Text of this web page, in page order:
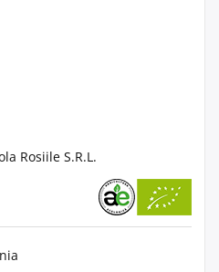
Rosiile S.R.L.